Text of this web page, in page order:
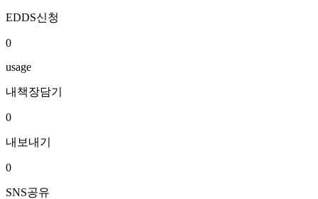
EDDS신청
0
usage
내책장담기
0
내보내기
0
SNS공유